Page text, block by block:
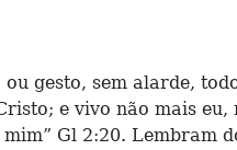
gesto, sem alarde,
e vivo não mais
Gl 2:20. Lembram